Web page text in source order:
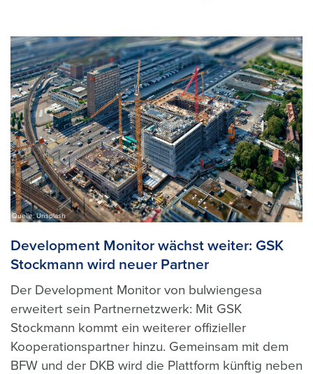
Quelle: Unsplash
Development Monitor wächst weiter: GSK
Stockmann wird neuer Partner
Der Development Monitor von bulwiengesa
erweitert sein Partnernetzwerk: Mit GSK
Stockmann kommt ein weiterer offizieller
Kooperationspartner hinzu. Gemeinsam mit dem
BFW und der DKB wird die Plattform künftig neben